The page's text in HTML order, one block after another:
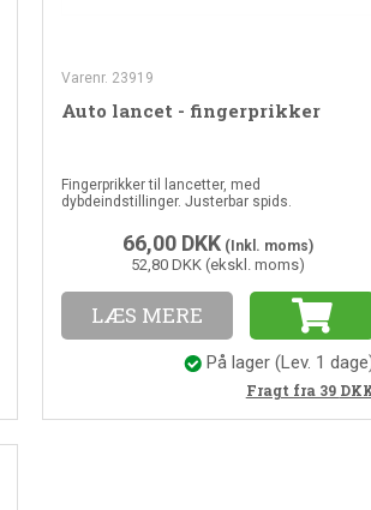
Varenr. 23919
Auto lancet - fingerprikker
Fingerprikker til lancetter, med
dybdeindstillinger. Justerbar spids.
66,00 DKK(Inkl. moms)
52,80 DKK (ekskl. moms)
LÆS MERE
På lager (Lev. 1
Fragt fra 39